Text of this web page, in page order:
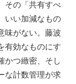
その「共有すべ
いい加減なもの
味がない。藤波
有効なものにす
かつ緻密、そし
な計数管理が求